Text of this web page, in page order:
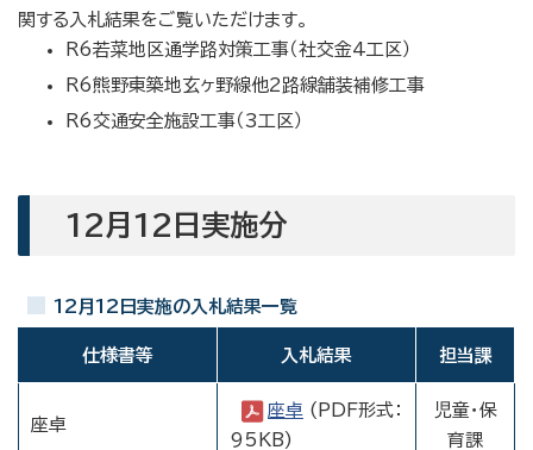
関する入札結果をご覧いただけます。
R6若菜地区通学路対策工事（社交金4工区）
R6熊野東築地玄ヶ野線他2路線舗装補修工事
R6交通安全施設工事（3工区）
12月12日実施分
12月12日実施の入札結果一覧
仕様書等 入札結果 担当課
座卓
座卓 (PDF形式：
95KB)
児童・保
育課